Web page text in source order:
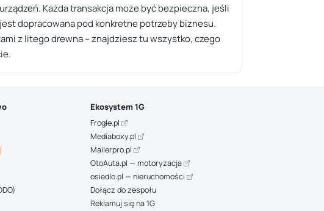
Każda transakcja może być bezpieczna, jeśli
dopracowana pod konkretne potrzeby biznesu.
z litego drewna – znajdziesz tu wszystko, czego
Ekosystem 1G
Frogle.pl
Mediaboxy.pl
Mailerpro.pl
OtoAuta.pl — motoryzacja
osiedlo.pl — nieruchomości
Dołącz do zespołu
Reklamuj się na 1G